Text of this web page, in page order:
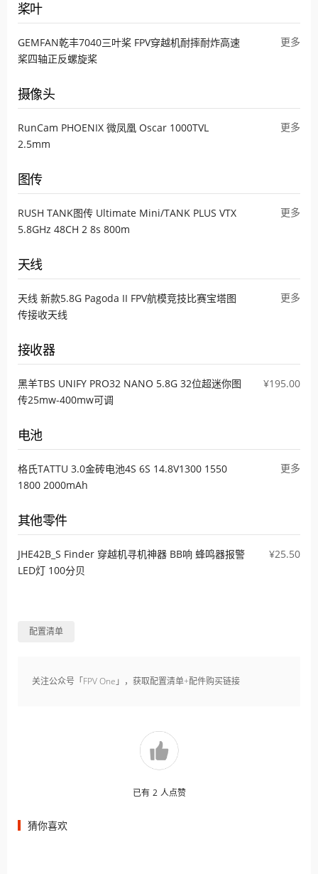
桨叶
GEMFAN乾丰7040三叶桨 FPV穿越机耐摔耐炸高速
桨四轴正反螺旋桨
更多
摄像头
RunCam PHOENIX 微凤凰 Oscar 1000TVL
2.5mm
更多
图传
RUSH TANK图传 Ultimate Mini/TANK PLUS VTX
5.8GHz 48CH 2 8s 800m
更多
天线
天线 新款5.8G Pagoda II FPV航模竞技比赛宝塔图
传接收天线
更多
接收器
黑羊TBS UNIFY PRO32 NANO 5.8G 32位超迷你图
传25mw-400mw可调
¥195.00
电池
格氏TATTU 3.0金砖电池4S 6S 14.8V1300 1550
1800 2000mAh
更多
其他零件
JHE42B_S Finder 穿越机寻机神器 BB响 蜂鸣器报警
LED灯 100分贝
¥25.50
配置清单
关注公众号「FPV One」，获取配置清单+配件购买链接
已有 2 人点赞
猜你喜欢